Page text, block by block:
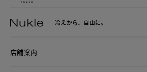
冷えから、 自由に。
店舗案内